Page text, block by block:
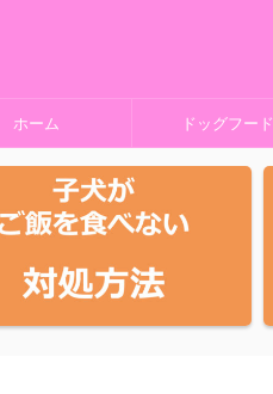
ホーム ドッグフード